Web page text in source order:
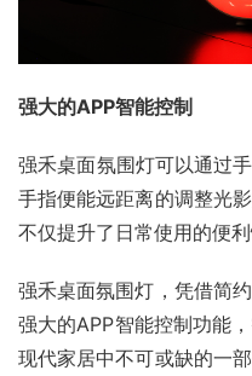
强大的APP智能控制
强禾桌面氛围灯可以通过
手指便能远距离的调整光
不仅提升了日常使用的便
强禾桌面氛围灯，凭借简
强大的APP智能控制功能
现代家居中不可或缺的一